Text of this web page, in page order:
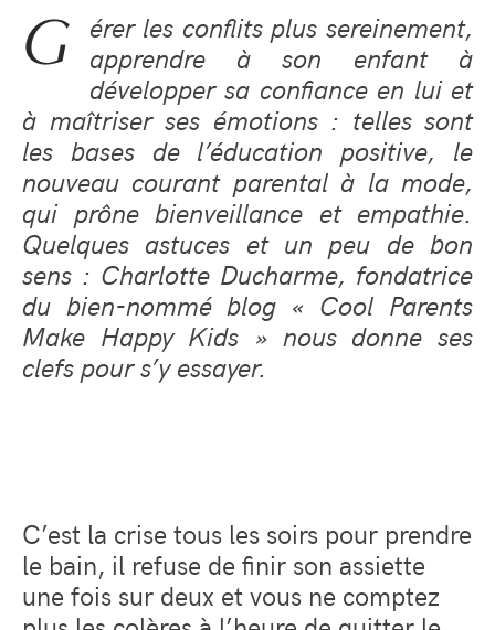
G érer les conflits plus sereinement,
apprendre à son enfant à
développer sa confiance en lui et
à maîtriser ses émotions : telles sont
les bases de l’éducation positive, le
nouveau courant parental à la mode,
qui prône bienveillance et empathie.
Quelques astuces et un peu de bon
sens : Charlotte Ducharme, fondatrice
du bien-nommé blog « Cool Parents
Make Happy Kids » nous donne ses
clefs pour s’y essayer.
C’est la crise tous les soirs pour prendre
le bain, il refuse de finir son assiette
une fois sur deux et vous ne comptez